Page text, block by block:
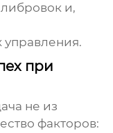
и,
управления.
при
не из
факторов: